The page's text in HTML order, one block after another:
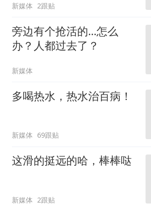
新媒体 2跟贴
旁边有个抢活的…怎么
办？人都过去了？
新媒体
多喝热水，热水治百病！
新媒体 69跟贴
这滑的挺远的哈，棒棒哒
新媒体 2跟贴